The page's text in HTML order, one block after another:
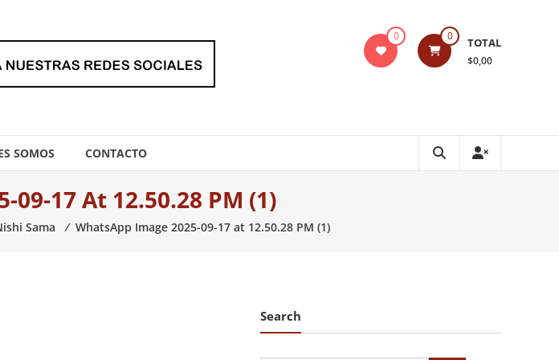
0 0 TOTAL
$0,00
SOMOS CONTACTO
17 At 12.50.28 PM (1)
Sama ⁄ WhatsApp Image 2025-09-17 at 12.50.28 PM (1)
Search